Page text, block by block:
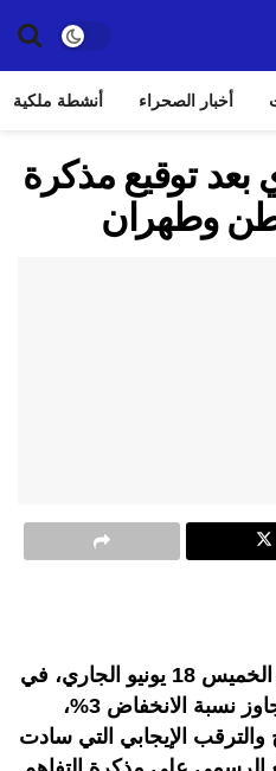
أخبار الصحراء أنشطة ملكية
بعد توقيع مذكرة
وطهران
تراجعت أسعار النفط، اليوم الخميس 18 يونيو الجاري، في
ختام التعاملات الآسيوية، لتتجاوز نسبة الانخفاض 3%،
الإيجابي التي سادت